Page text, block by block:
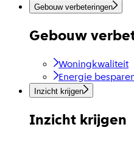
Gebouw verbeteringen
Gebouw
Woningkwaliteit
Energie
Inzicht krijgen
Inzicht krijgen